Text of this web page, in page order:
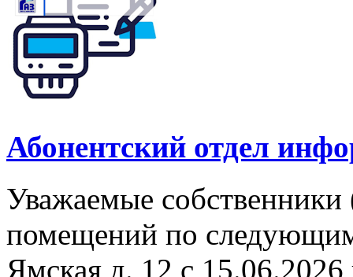
Абонентский отдел
Уважаемые
помещений по
Ямская д. 12 с